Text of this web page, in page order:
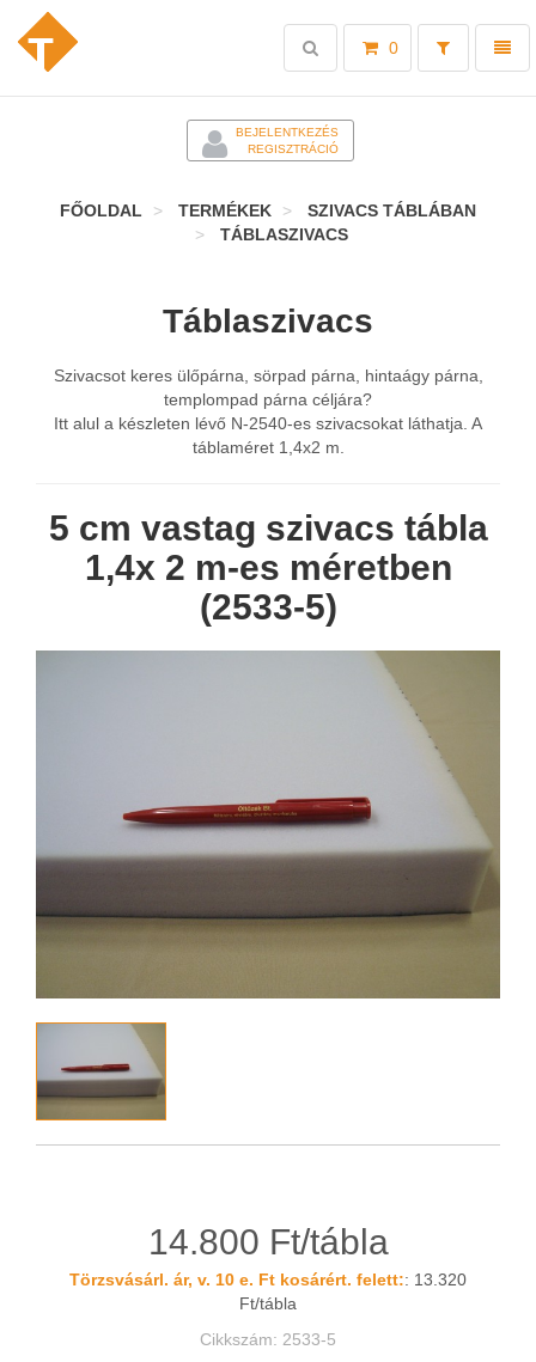
Toggle
0
Toggle
search
BEJELENTKEZÉS
REGISZTRÁCIÓ
FŐOLDAL TERMÉKEK
SZIVACS TÁBLÁBAN
TÁBLASZIVACS
Táblaszivacs
Szivacsot keres ülőpárna, sörpad párna, hintaágy párna,
templompad párna céljára?
Itt alul a készleten lévő N-2540-es szivacsokat láthatja. A
táblaméret 1,4x2 m.
5 cm vastag szivacs tábla
1,4x 2 m-es méretben
(2533-5)
14.800 Ft/tábla
Törzsvásárl. ár, v. 10 e. Ft kosárért. felett:: 13.320
Ft/tábla
Cikkszám: 2533-5